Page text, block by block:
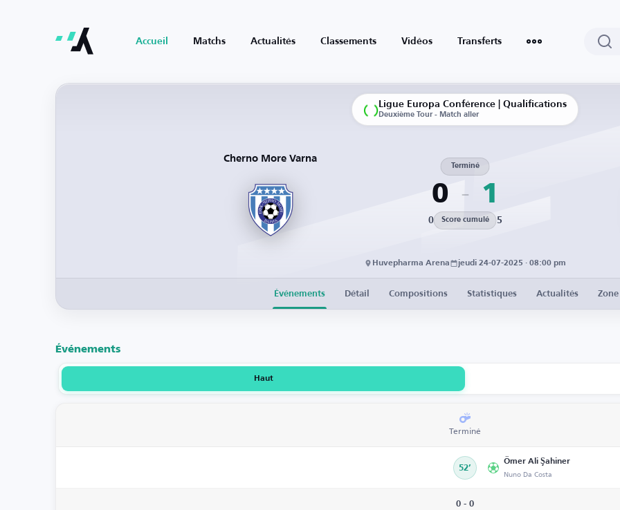
Accueil Matchs Actualités Classements Vidéos Transferts
Ligue Europa Conférence | Qualifications
Deuxième Tour - Match aller
Cherno More Varna
0
Terminé
1
0 Score cumulé 5
Huvepharma Arena jeudi 24-07-2025 · 08:00 pm
Événements Détail Compositions Statistiques Actualités
Événements
Haut
Terminé
52’
Ömer Ali Şahiner
Nuno Da Costa
0 - 0